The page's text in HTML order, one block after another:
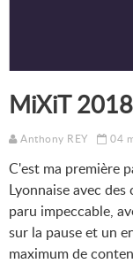
MiXiT 2018
Anthony REY 04
C'est ma première
Lyonnaise avec
paru impeccable,
sur la pause et un
maximum de